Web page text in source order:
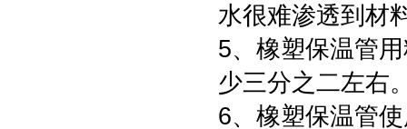
水很难渗透到材
5、橡塑保温管
少三分之二左右
6、橡塑保温管